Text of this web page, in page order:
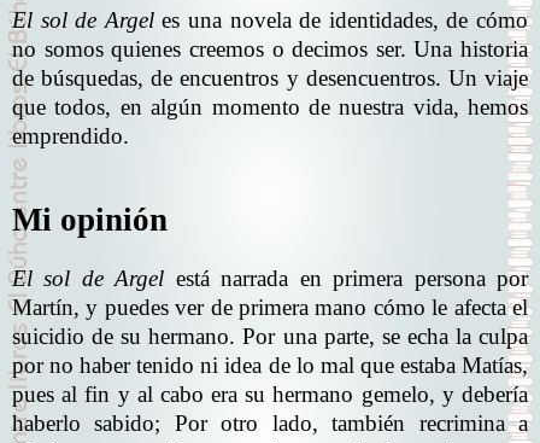
El sol de Argeles una novela de identidades, de cómo
no somos quienes creemos o decimos ser. Una historia
de búsquedas, de encuentros y desencuentros. Un viaje
que todos, en algún momento de nuestra vida, hemos
emprendido.
Mi opinión
El sol de Argel está narrada en primera persona por
Martín, y puedes ver de primera mano cómo le afecta el
suicidio de su hermano. Por una parte, se echa la culpa
por no haber tenido ni idea de lo mal que estaba Matías,
pues al fin y al cabo era su hermano gemelo, y debería
haberlo sabido; Por otro lado, también recrimina a